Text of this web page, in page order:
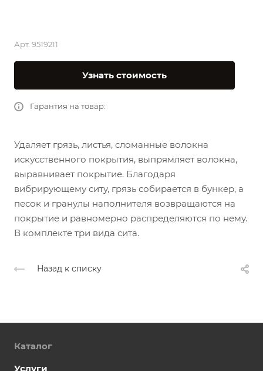
Арт. 9519211
Узнать стоимость
Гарантия на товар:
Удаляет грязь, листья, сломанные волокна
искусственного покрытия, выпрямляет волокна,
выравнивает покрытие. Благодаря
вибрирующему ситу, грязь собирается в бункер, а
песок и гранулы наполнителя возвращаются на
покрытие и равномерно распределяются по нему.
В комплекте три вида сита.
Назад к списку
Каталог
Услуги